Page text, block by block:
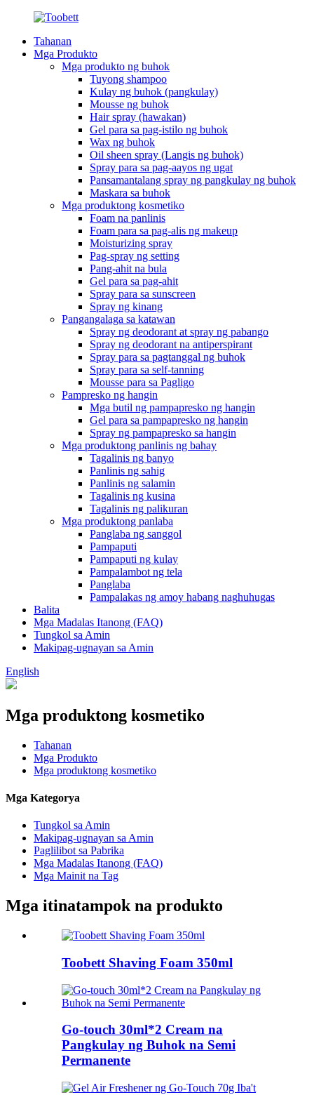
Tahanan
Mga Produkto
Mga produkto ng buhok
Tuyong shampoo
Kulay ng buhok (pangkulay)
Mousse ng buhok
Hair spray (hawakan)
Gel para sa pag-istilo ng buhok
Wax ng buhok
Oil sheen spray (Langis ng buhok)
Spray para sa pag-aayos ng ugat
Pansamantalang spray ng pangkulay ng buhok
Maskara sa buhok
Mga produktong kosmetiko
Foam na panlinis
Foam para sa pag-alis ng makeup
Moisturizing spray
Pag-spray ng setting
Pang-ahit na bula
Gel para sa pag-ahit
Spray para sa sunscreen
Spray ng kinang
Pangangalaga sa katawan
Spray ng deodorant at spray ng pabango
Spray ng deodorant na antiperspirant
Spray para sa pagtanggal ng buhok
Spray para sa self-tanning
Mousse para sa Pagligo
Pampresko ng hangin
Mga butil ng pampapresko ng hangin
Gel para sa pampapresko ng hangin
Spray ng pampapresko sa hangin
Mga produktong panlinis ng bahay
Tagalinis ng banyo
Panlinis ng sahig
Panlinis ng salamin
Tagalinis ng kusina
Tagalinis ng palikuran
Mga produktong panlaba
Panglaba ng sanggol
Pampaputi
Pampaputi ng kulay
Pampalambot ng tela
Panglaba
Pampalakas ng amoy habang naghuhugas
Balita
Mga Madalas Itanong (FAQ)
Tungkol sa Amin
Makipag-ugnayan sa Amin
English
Mga produktong kosmetiko
Tahanan
Mga Produkto
Mga produktong kosmetiko
Mga Kategorya
Tungkol sa Amin
Makipag-ugnayan sa Amin
Paglilibot sa Pabrika
Mga Madalas Itanong (FAQ)
Mga Mainit na Tag
Mga itinatampok na produkto
Toobett Shaving Foam 350ml
Go-touch 30ml*2 Cream na
Pangkulay ng Buhok na Semi
Permanente